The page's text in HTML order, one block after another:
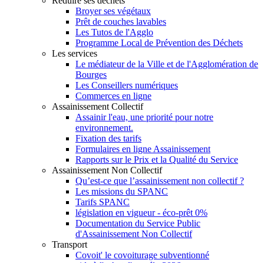
Broyer ses végétaux
Prêt de couches lavables
Les Tutos de l'Agglo
Programme Local de Prévention des Déchets
Les services
Le médiateur de la Ville et de l'Agglomération de
Bourges
Les Conseillers numériques
Commerces en ligne
Assainissement Collectif
Assainir l'eau, une priorité pour notre
environnement.
Fixation des tarifs
Formulaires en ligne Assainissement
Rapports sur le Prix et la Qualité du Service
Assainissement Non Collectif
Qu’est-ce que l’assainissement non collectif ?
Les missions du SPANC
Tarifs SPANC
législation en vigueur - éco-prêt 0%
Documentation du Service Public
d'Assainissement Non Collectif
Transport
Covoit' le covoiturage subventionné